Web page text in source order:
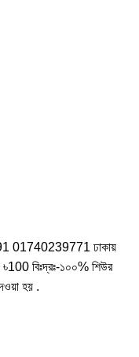
01740239771 ঢাকায়
৳100 বিঃদ্রঃ-১০০% শিউর
হয় .